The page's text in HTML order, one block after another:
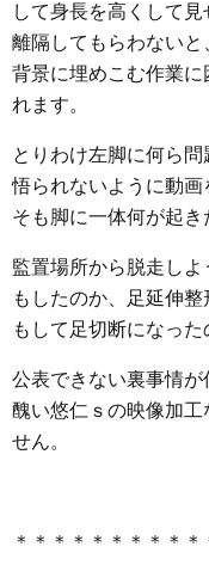
して身長を高くして
離隔してもらわない
背景に埋めこむ作業
れます。
とりわけ左脚に何ら
悟られないように動
そも脚に一体何が起き
監置場所から脱走し
もしたのか、足延伸
もして足切断になった
公表できない裏事情
醜い悠仁ｓの映像加工
せん。
＊＊＊＊＊＊＊＊＊＊